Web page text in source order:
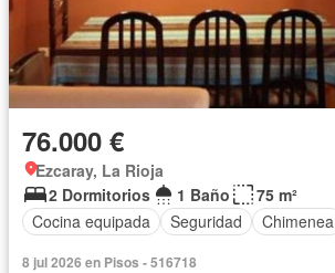
76.000 €
Ezcaray, La Rioja
2 Dormitorios
1 Baño
75 m²
Cocina equipada
Seguridad Chimenea
8 jul 2026 en Pisos - 516718